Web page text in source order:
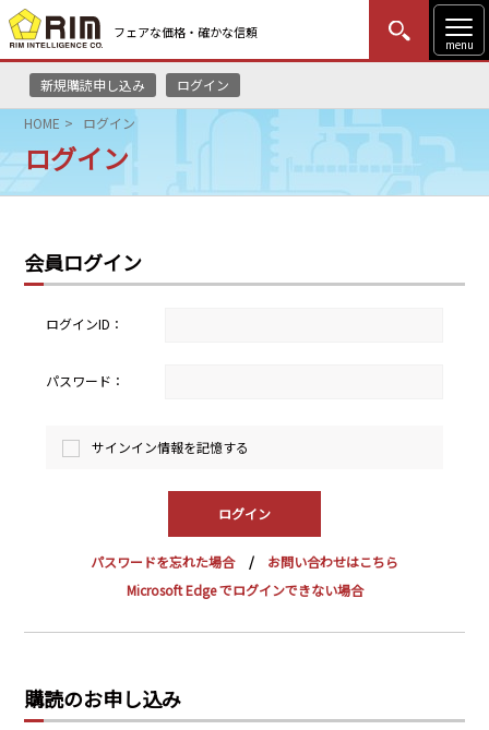
フェアな価格・確かな信頼
menu
新規購読申し込み ログイン
MENU
はじめての方
HOME
リムレポート
メソドロジー
研修・セミナー
採用情報
English Website
瑞姆亜太能源諮問(北京)
HOME ログイン
ログイン
会員ログイン
ログインID：
パスワード：
サインイン情報を記憶する
パスワードを忘れた場合
お問い合わせはこちら
Microsoft Edge でログインできない場合
購読のお申し込み